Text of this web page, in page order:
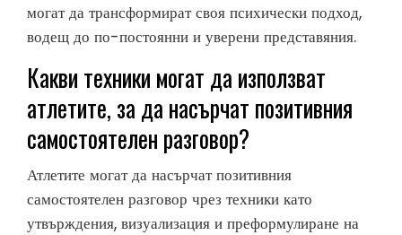
могат да трансформират своя психически подход,
водещ до по-постоянни и уверени представяния.
Какви техники могат да използват
атлетите, за да насърчат позитивния
самостоятелен разговор?
Атлетите могат да насърчат позитивния
самостоятелен разговор чрез техники като
утвърждения, визуализация и преформулиране на